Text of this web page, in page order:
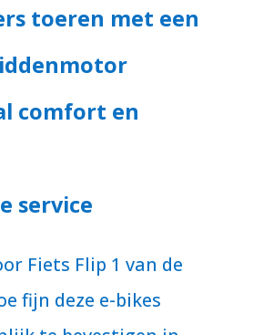
toeren met een
comfort en
service
Fiets Flip 1 van de
fijn deze e-bikes